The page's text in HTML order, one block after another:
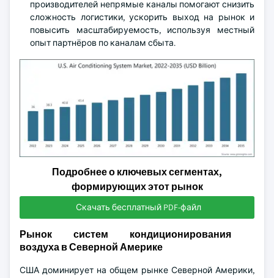
производителей непрямые каналы помогают снизить
сложность логистики, ускорить выход на рынок и
повысить масштабируемость, используя местный
опыт партнёров по каналам сбыта.
Подробнее о ключевых сегментах,
формирующих этот рынок
Скачать бесплатный PDF-файл
Рынок систем кондиционирования
воздуха в Северной Америке
США доминирует на общем рынке Северной Америки,